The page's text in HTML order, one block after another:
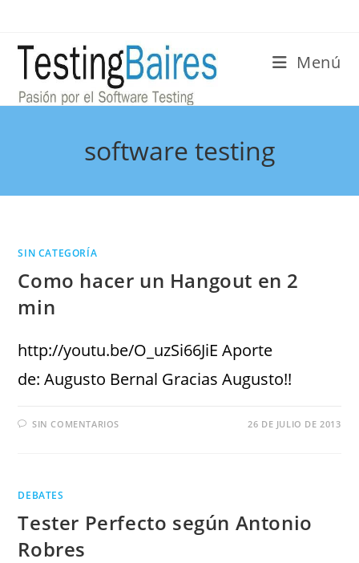
Menú
software testing
SIN CATEGORÍA
Como hacer un Hangout en 2
min
http://youtu.be/O_uzSi66JiE Aporte
de: Augusto Bernal Gracias Augusto!!
SIN COMENTARIOS 26 DE JULIO DE 2013
DEBATES
Tester Perfecto según Antonio
Robres